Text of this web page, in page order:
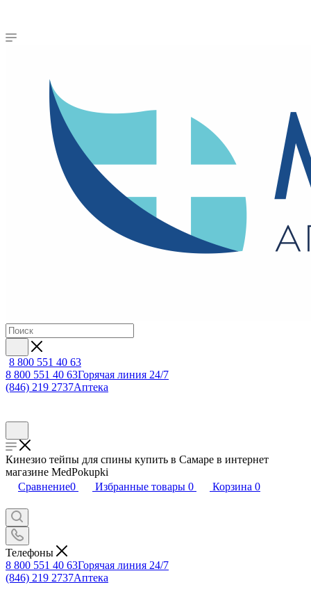
8 800 551 40 63
8 800 551 40 63Горячая линия 24/7
(846) 219 2737Аптека
Кинезио тейпы для спины купить в Самаре в интернет
магазине MedPokupki
Сравнение0 Избранные товары 0 Корзина 0
Телефоны
8 800 551 40 63Горячая линия 24/7
(846) 219 2737Аптека